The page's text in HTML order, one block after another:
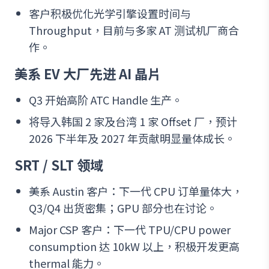
客户积极优化光学引擎设置时间与
Throughput，目前与多家 AT 测试机厂商合
作。
美系 EV 大厂先进 AI 晶片
Q3 开始高阶 ATC Handle 生产。
将导入韩国 2 家及台湾 1 家 Offset 厂，预计
2026 下半年及 2027 年贡献明显量体成长。
SRT / SLT 领域
美系 Austin 客户：下一代 CPU 订单量体大，
Q3/Q4 出货密集；GPU 部分也在讨论。
Major CSP 客户：下一代 TPU/CPU power
consumption 达 10kW 以上，积极开发更高
thermal 能力。